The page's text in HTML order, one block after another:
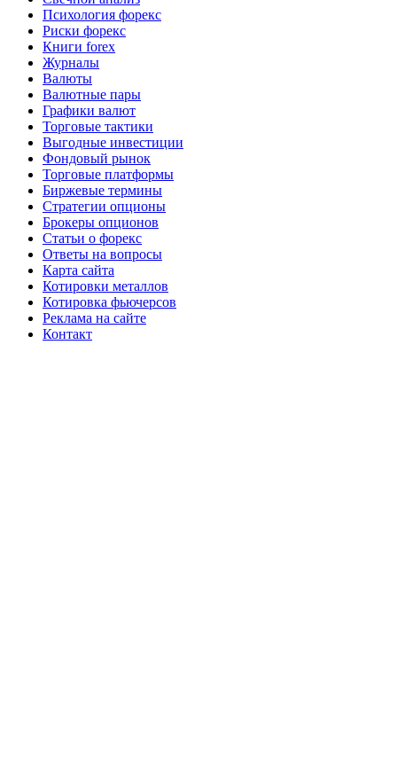
Психология форекс
Риски форекс
Книги forex
Журналы
Валюты
Валютные пары
Графики валют
Торговые тактики
Выгодные инвестиции
Фондовый рынок
Торговые платформы
Биржевые термины
Стратегии опционы
Брокеры опционов
Статьи о форекс
Ответы на вопросы
Карта сайта
Котировки металлов
Котировка фьючерсов
Реклама на сайте
Контакт